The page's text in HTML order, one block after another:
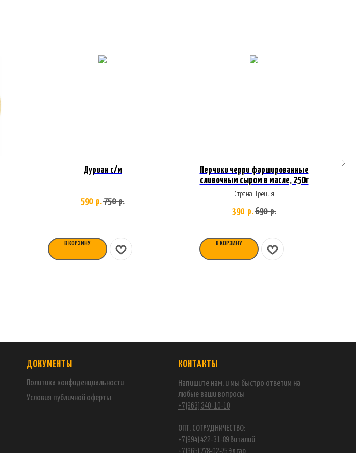
Дуриан с/м
590 р.750 р.
В КОРЗИНУ
Перчики черри фаршированные
сливочным сыром в масле, 250г
Страна: Греция
390 р.690 р.
В КОРЗИНУ
ДОКУМЕНТЫ
Политика конфиденциальности
Условия публичной оферты
КОНТАКТЫ
Напишите нам, и мы быстро ответим на
любые ваши вопросы
+7 (963) 340-10-10
ОПТ, СОТРУДНИЧЕСТВО:
+7 (994) 422-31-89 Виталий